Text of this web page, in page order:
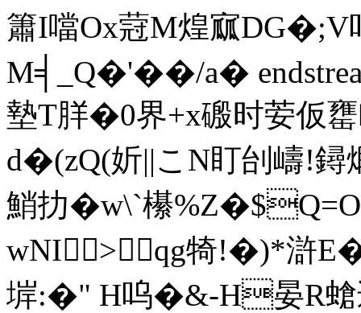
簫I噹Ox蒄M煌寙DG�;V
M╡_Q�'��/a�
墊T羘�0 界+x磤时荌仮
d�(zQ(妡||こN盯刣嶹!
鮹扐�w\`櫀
wNI>qg犄!�)*滸
堓:�" H呜�&-H晏R